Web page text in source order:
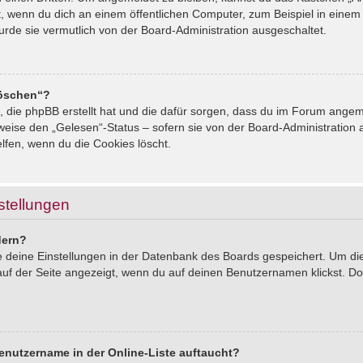
wenn du dich an einem öffentlichen Computer, zum Beispiel in
sie vermutlich von der Board-Administration ausgeschaltet.
die phpBB erstellt hat und die dafür sorgen, dass du im Forum
den „Gelesen“-Status – sofern sie von der Board-
wenn du die Cookies löscht.
Einstellungen in der Datenbank des Boards gespeichert. Um
der Seite angezeigt, wenn du auf deinen Benutzernamen klickst.
in der Online-Liste auftaucht?